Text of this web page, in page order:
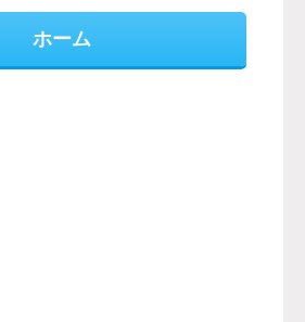
ホーム